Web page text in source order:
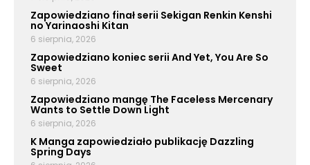
Zapowiedziano finał serii Sekigan Renkin Kenshi
no Yarinaoshi Kitan
6 sierpnia, 2026
Zapowiedziano koniec serii And Yet, You Are So
Sweet
6 sierpnia, 2026
Zapowiedziano mangę The Faceless Mercenary
Wants to Settle Down Light
6 sierpnia, 2026
K Manga zapowiedziało publikację Dazzling
Spring Days